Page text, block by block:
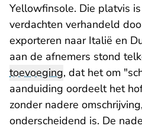
Yellowfinsole. Die platvis
verdachten verhandeld
exporteren naar Italië en
aan de afnemers stond
toevoeging, dat het om
aanduiding oordeelt het
zonder nadere
onderscheidend is. De